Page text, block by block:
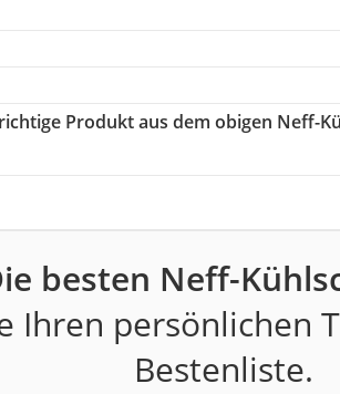
Produkt aus dem obigen Neff-
besten Neff-
Ihren persönlichen
Bestenliste.